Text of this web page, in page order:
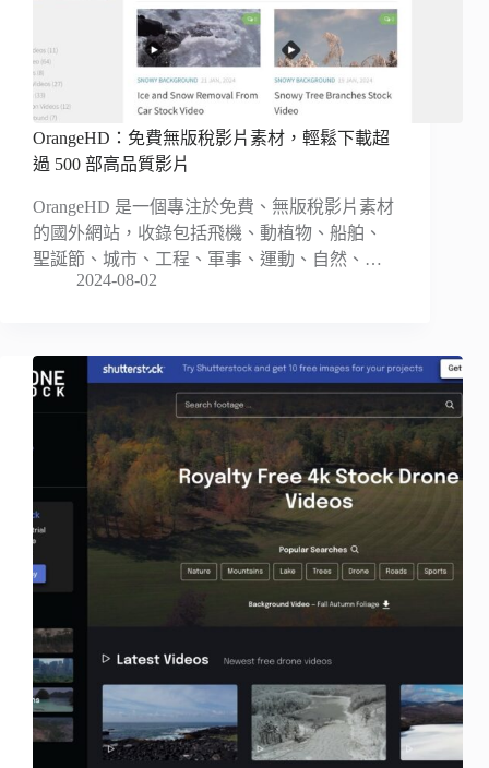
OrangeHD：免費無版稅影片素材，輕鬆下載超
過 500 部高品質影片
OrangeHD 是一個專注於免費、無版稅影片素材
的國外網站，收錄包括飛機、動植物、船舶、
聖誕節、城市、工程、軍事、運動、自然、…
2024-08-02